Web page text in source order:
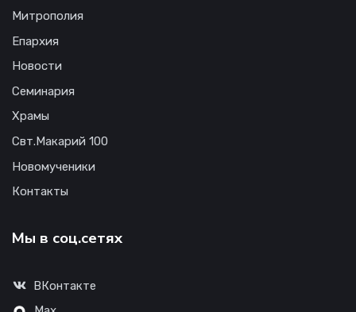
Митрополия
Епархия
Новости
Семинария
Храмы
Свт.Макарий 100
Новомученики
Контакты
Мы в соц.сетях
ВКонтакте